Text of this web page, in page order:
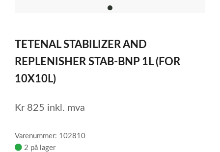
item
1
TETENAL STABILIZER AND
REPLENISHER STAB-BNP 1L (FOR
10X10L)
Kr 825 inkl. mva
Varenummer: 102810
2 på lager